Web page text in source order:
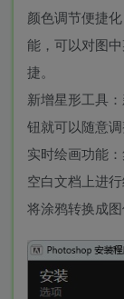
颜色调节便捷
能，可以对图
捷。
新增星形工具
钮就可以随意
实时绘画功能
空白文档上进
将涂鸦转换成